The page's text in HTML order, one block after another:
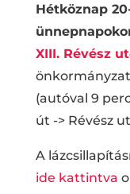
Hétköznap
XIII. Révész
(autóval 9
út -> Révész
A
ide kattintva